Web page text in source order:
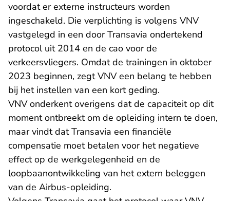
voordat er externe instructeurs worden
ingeschakeld. Die verplichting is volgens VNV
vastgelegd in een door Transavia ondertekend
protocol uit 2014 en de cao voor de
verkeersvliegers. Omdat de trainingen in oktober
2023 beginnen, zegt VNV een belang te hebben
bij het instellen van een kort geding.
VNV onderkent overigens dat de capaciteit op dit
moment ontbreekt om de opleiding intern te doen,
maar vindt dat Transavia een financiële
compensatie moet betalen voor het negatieve
effect op de werkgelegenheid en de
loopbaanontwikkeling van het extern beleggen
van de Airbus-opleiding.